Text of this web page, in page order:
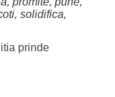
, solidifica,
prinde